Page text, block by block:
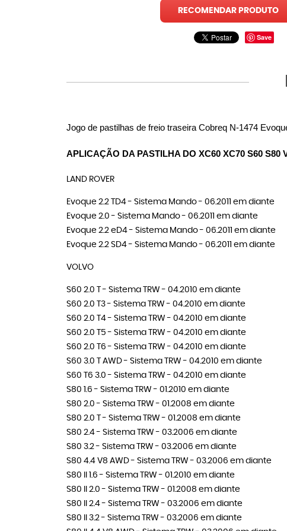
RECOMENDAR PRODUTO
Save
Jogo de pastilhas de freio traseira Cobreq N-1474
APLICAÇÃO DA PASTILHA DO XC60 XC70 S60 S80
LAND ROVER
Evoque 2.2 TD4 - Sistema Mando - 06.2011 em diante
Evoque 2.0 - Sistema Mando - 06.2011 em diante
Evoque 2.2 eD4 - Sistema Mando - 06.2011 em diante
Evoque 2.2 SD4 - Sistema Mando - 06.2011 em diante
VOLVO
S60 2.0 T - Sistema TRW - 04.2010 em diante
S60 2.0 T3 - Sistema TRW - 04.2010 em diante
S60 2.0 T4 - Sistema TRW - 04.2010 em diante
S60 2.0 T5 - Sistema TRW - 04.2010 em diante
S60 2.0 T6 - Sistema TRW - 04.2010 em diante
S60 3.0 T AWD - Sistema TRW - 04.2010 em diante
S60 T6 3.0 - Sistema TRW - 04.2010 em diante
S80 1.6 - Sistema TRW - 01.2010 em diante
S80 2.0 - Sistema TRW - 01.2008 em diante
S80 2.0 T - Sistema TRW - 01.2008 em diante
S80 2.4 - Sistema TRW - 03.2006 em diante
S80 3.2 - Sistema TRW - 03.2006 em diante
S80 4.4 V8 AWD - Sistema TRW - 03.2006 em diante
S80 II 1.6 - Sistema TRW - 01.2010 em diante
S80 II 2.0 - Sistema TRW - 01.2008 em diante
S80 II 2.4 - Sistema TRW - 03.2006 em diante
S80 II 3.2 - Sistema TRW - 03.2006 em diante